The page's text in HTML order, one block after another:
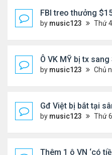
FBI treo thưởng
by music123 Thứ 4 Tháng 6 24, 2026 7:26 pm
Ô VK MỸ bị tx sang
by music123 Chủ nhật Tháng 6 21, 2026 6:46 am
Gđ Việt bị bắt tại
by music123 Thứ 6 Tháng 6 19, 2026 6:47 pm
Thêm 1 ô VN ‘có